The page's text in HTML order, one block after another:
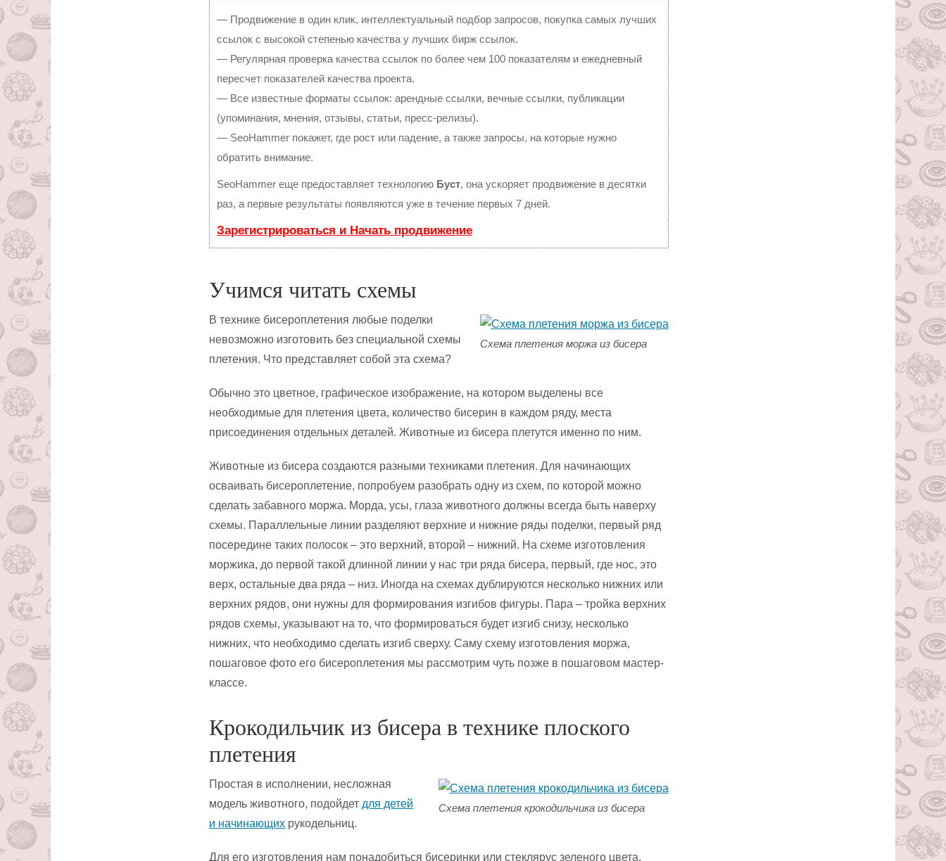
— Продвижение в один клик, интеллектуальный подбор запросов, покупка самых лучших
ссылок с высокой степенью качества у лучших бирж ссылок.
— Регулярная проверка качества ссылок по более чем 100 показателям и ежедневный
пересчет показателей качества проекта.
— Все известные форматы ссылок: арендные ссылки, вечные ссылки, публикации
(упоминания, мнения, отзывы, статьи, пресс-релизы).
— SeoHammer покажет, где рост или падение, а также запросы, на которые нужно
обратить внимание.
SeoHammer еще предоставляет технологию Буст, она ускоряет продвижение в десятки
раз, а первые результаты появляются уже в течение первых 7 дней.
Зарегистрироваться и Начать продвижение
Учимся читать схемы
Схема плетения моржа из бисера
В технике бисероплетения любые поделки
невозможно изготовить без специальной схемы
плетения. Что представляет собой эта схема?
Обычно это цветное, графическое изображение, на котором выделены все
необходимые для плетения цвета, количество бисерин в каждом ряду, места
присоединения отдельных деталей. Животные из бисера плетутся именно по ним.
Животные из бисера создаются разными техниками плетения. Для начинающих
осваивать бисероплетение, попробуем разобрать одну из схем, по которой можно
сделать забавного моржа. Морда, усы, глаза животного должны всегда быть наверху
схемы. Параллельные линии разделяют верхние и нижние ряды поделки, первый ряд
посередине таких полосок – это верхний, второй – нижний. На схеме изготовления
моржика, до первой такой длинной линии у нас три ряда бисера, первый, где нос, это
верх, остальные два ряда – низ. Иногда на схемах дублируются несколько нижних или
верхних рядов, они нужны для формирования изгибов фигуры. Пара – тройка верхних
рядов схемы, указывают на то, что формироваться будет изгиб снизу, несколько
нижних, что необходимо сделать изгиб сверху. Саму схему изготовления моржа,
пошаговое фото его бисероплетения мы рассмотрим чуть позже в пошаговом мастер-
классе.
Крокодильчик из бисера в технике плоского
плетения
Схема плетения крокодильчика из бисера
Простая в исполнении, несложная
модель животного, подойдет для детей
и начинающих рукодельниц.
Для его изготовления нам понадобиться бисеринки или стеклярус зеленого цвета,